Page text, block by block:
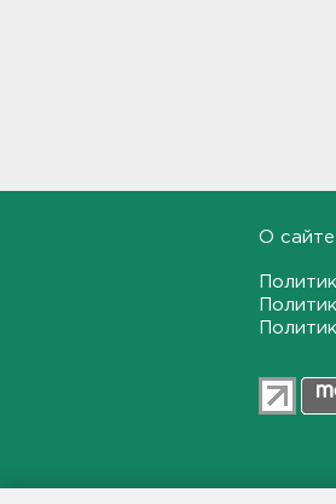
произошло на КАД у
Наезд моторной лодки
смогут получить до 8
О сайте